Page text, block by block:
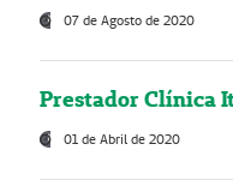
07 de Agosto de 2020
Prestador Clínica
01 de Abril de 2020